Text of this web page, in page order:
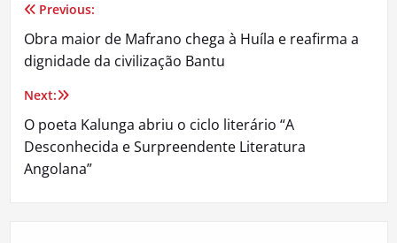
Navegação
de
artigos
Previous:
Obra maior de Mafrano chega à Huíla e reafirma a
dignidade da civilização Bantu
Next:
O poeta Kalunga abriu o ciclo literário “A
Desconhecida e Surpreendente Literatura
Angolana”